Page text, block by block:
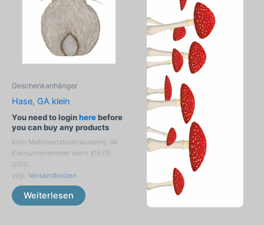
Geschenkanhänger
Hase, GA klein
You need to loginherebefore
you can buy any products
Kein Mehrwertsteuerausweis, da
Kleinunternehmer nach §19 (1)
UStG.
zzgl. Versandkosten
Weiterlesen